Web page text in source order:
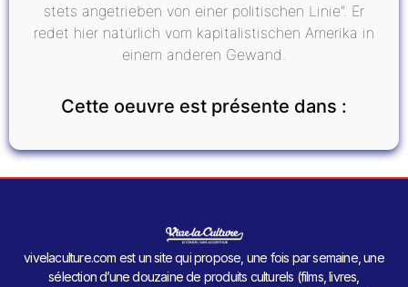
stets angetrieben von einer politischen Linie". Er
redet hier natürlich vom kapitalistischen Amerika in
einem anderen Gewand.
Cette oeuvre est présente dans :
vivelaculture.com est un site qui propose, une fois par semaine, une
sélection d’une douzaine de produits culturels (films, livres,